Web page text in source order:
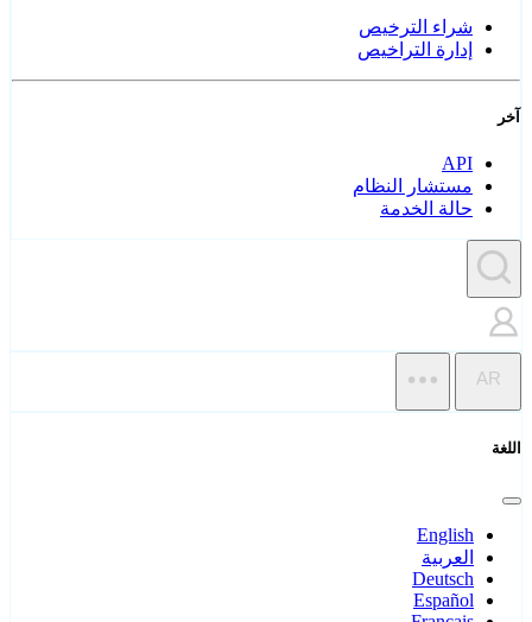
شراء الترخيص
إدارة التراخيص
آخر
API
مستشار النظام
حالة الخدمة
AR
اللغة
English
العربية
Deutsch
Español